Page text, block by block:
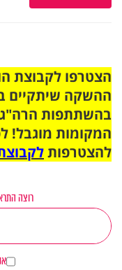
ההשקה שיתקיים
בהשתתפות הרה"ג
המקומות מוגבל!
להצטרפות
רוצה